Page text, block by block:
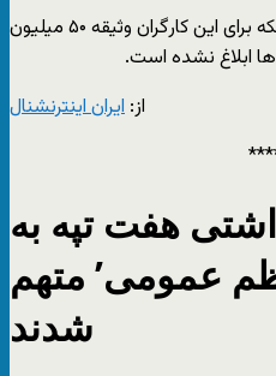
به گفته این وکیل دادگستری،‌ با اینکه برای این کارگران وثیقه ۵۰ میلیون
ابلاغ نشده است.
از: ایران اینترنشنال
هفت تپه به
عمومی’ متهم
شدند